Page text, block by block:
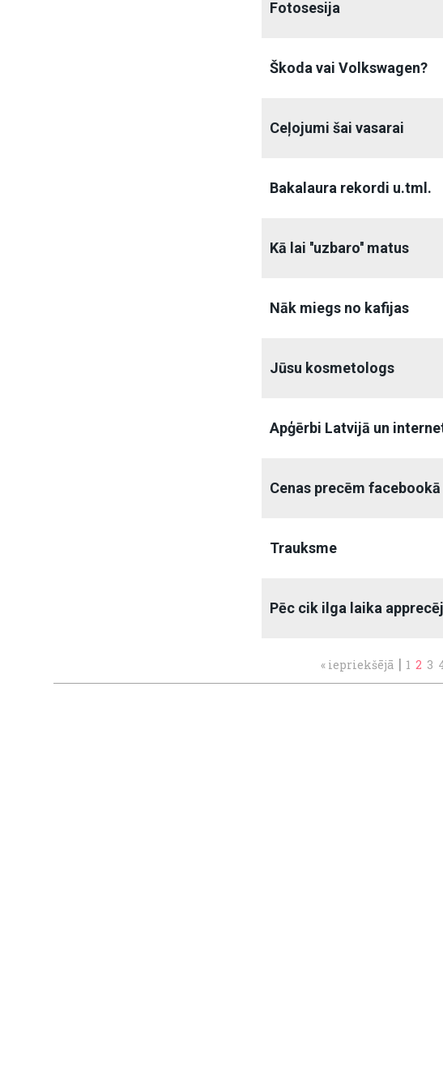
Fotosesija
Škoda vai Volkswagen?
Ceļojumi šai vasarai
Bakalaura rekordi u.tml.
Kā lai ''uzbaro'' matus
Nāk miegs no kafijas
Jūsu kosmetologs
Apģērbi Latvijā un
Cenas precēm facebookā
Trauksme
Pēc cik ilga laika
« iepriekšējā | 1 2 3